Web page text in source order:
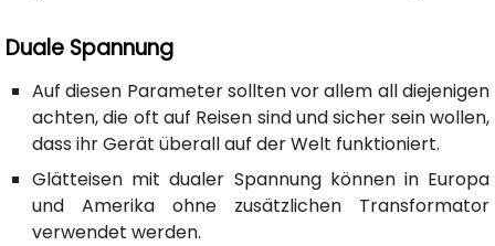
Duale Spannung
Auf diesen Parameter sollten vor allem all diejenigen
achten, die oft auf Reisen sind und sicher sein wollen,
dass ihr Gerät überall auf der Welt funktioniert.
Glätteisen mit dualer Spannung können in Europa
und Amerika ohne zusätzlichen Transformator
verwendet werden.